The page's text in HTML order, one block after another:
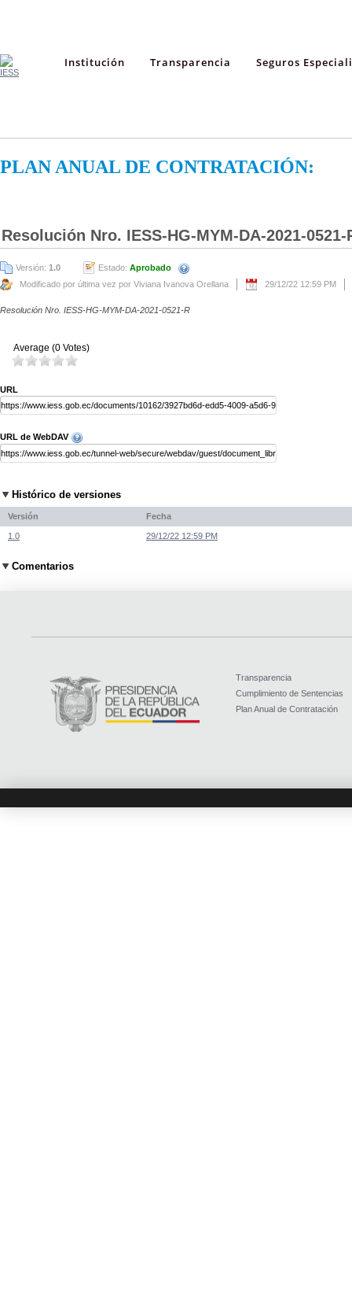
Institución Transparencia Seguros
PLAN ANUAL DE CONTRATACIÓN:
Resolución Nro. IESS-HG-MYM-DA-2021-0521-
Versión: 1.0 Estado: Aprobado
Modificado por última vez por Viviana Ivanova Orellana
29/12/22 12:59 PM
Resolución Nro. IESS-HG-MYM-DA-2021-0521-R
Average (0 Votes)
URL
URL de WebDAV
Histórico de versiones
Versión Fecha
1.0 29/12/22 12:59 PM
Comentarios
Transparencia
Cumplimiento de Sentencias
Plan Anual de Contratación